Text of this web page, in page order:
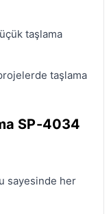
taşlama
taşlama
SP-4034
sayesinde her